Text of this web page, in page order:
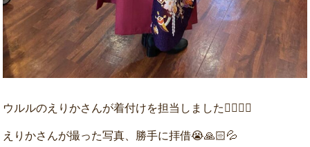
ウルルのえりかさんが着付けを担当しました💁🏻‍♀️✨
えりかさんが撮った写真、勝手に拝借😭🙏🏻💦